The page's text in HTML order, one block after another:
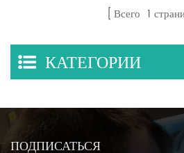
Всего 1
КАТЕГОРИИ
ПОДПИСАТЬСЯ